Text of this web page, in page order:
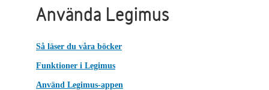
Använda Legimus
Så läser du våra böcker
Funktioner i Legimus
Använd Legimus-appen